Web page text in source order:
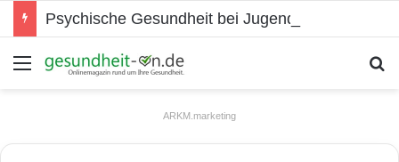
Psychische Gesundheit bei Jugendlichen
Menü
ARKM.marketing